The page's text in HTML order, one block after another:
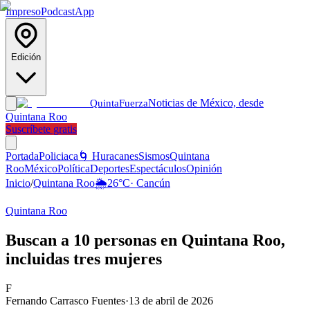
ImpresoPodcastApp
Edición
QuintaFuerzaNoticias de México, desde
Quintana Roo
Suscríbete gratis
PortadaPoliciaca 🌀 HuracanesSismosQuintana
RooMéxicoPolíticaDeportesEspectáculosOpinión
Inicio/Quintana Roo🌦️26°C· Cancún
Quintana Roo
Buscan a 10 personas en Quintana Roo,
incluidas tres mujeres
F
Fernando Carrasco Fuentes·13 de abril de 2026